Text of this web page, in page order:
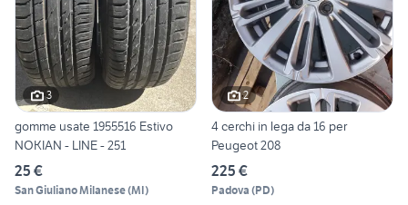
3
gomme usate 1955516 Estivo
NOKIAN - LINE - 251
25 €
San Giuliano Milanese(MI)
2
4 cerchi in lega da 16 per
Peugeot 208
225 €
Padova (PD)